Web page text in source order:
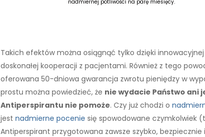
nadmiernej potliwości na parę miesięcy.
Takich efektów można osiągnąć tylko dzięki
doskonałej kooperacji z pacjentami. Również z tego
oferowana 50-dniowa gwarancja zwrotu pieniędzy w
prostu można powiedzieć, że nie wydacie Państwo ani
Antiperspirantu nie pomoże. Czy już chodzi o
jest nadmierne pocenie się spowodowane czymkolwiek
Antiperspirant przygotowana zawsze szybko,